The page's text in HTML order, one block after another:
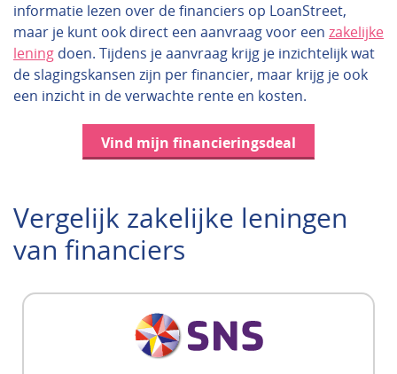
informatie lezen over de financiers op LoanStreet,
maar je kunt ook direct een aanvraag voor een zakelijke
lening doen. Tijdens je aanvraag krijg je inzichtelijk wat
de slagingskansen zijn per financier, maar krijg je ook
een inzicht in de verwachte rente en kosten.
Vind mijn financieringsdeal
Vergelijk zakelijke leningen
van financiers